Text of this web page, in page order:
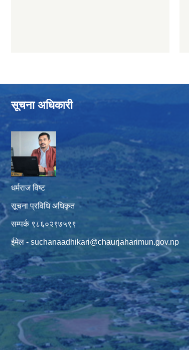
सूचना अधिकारी
धर्मराज विष्ट
सूचना प्रविधि अधिकृत
सम्पर्क ९८६०२९७५९९
ईमेल - suchanaadhikari@chaurjaharimun.gov.np